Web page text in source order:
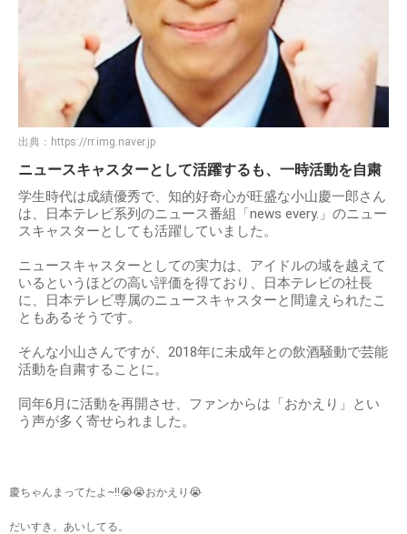
出典： https://rr.img.naver.jp
ニュースキャスターとして活躍するも、一時活動を自粛
学生時代は成績優秀で、知的好奇心が旺盛な小山慶一郎さん
は、日本テレビ系列のニュース番組「news every.」のニュー
スキャスターとしても活躍していました。
ニュースキャスターとしての実力は、アイドルの域を越えて
いるというほどの高い評価を得ており、日本テレビの社長
に、日本テレビ専属のニュースキャスターと間違えられたこ
ともあるそうです。
そんな小山さんですが、2018年に未成年との飲酒騒動で芸能
活動を自粛することに。
同年6月に活動を再開させ、ファンからは「おかえり」とい
う声が多く寄せられました。
慶ちゃんまってたよ~!!😭😭おかえり😭
だいすき。あいしてる。